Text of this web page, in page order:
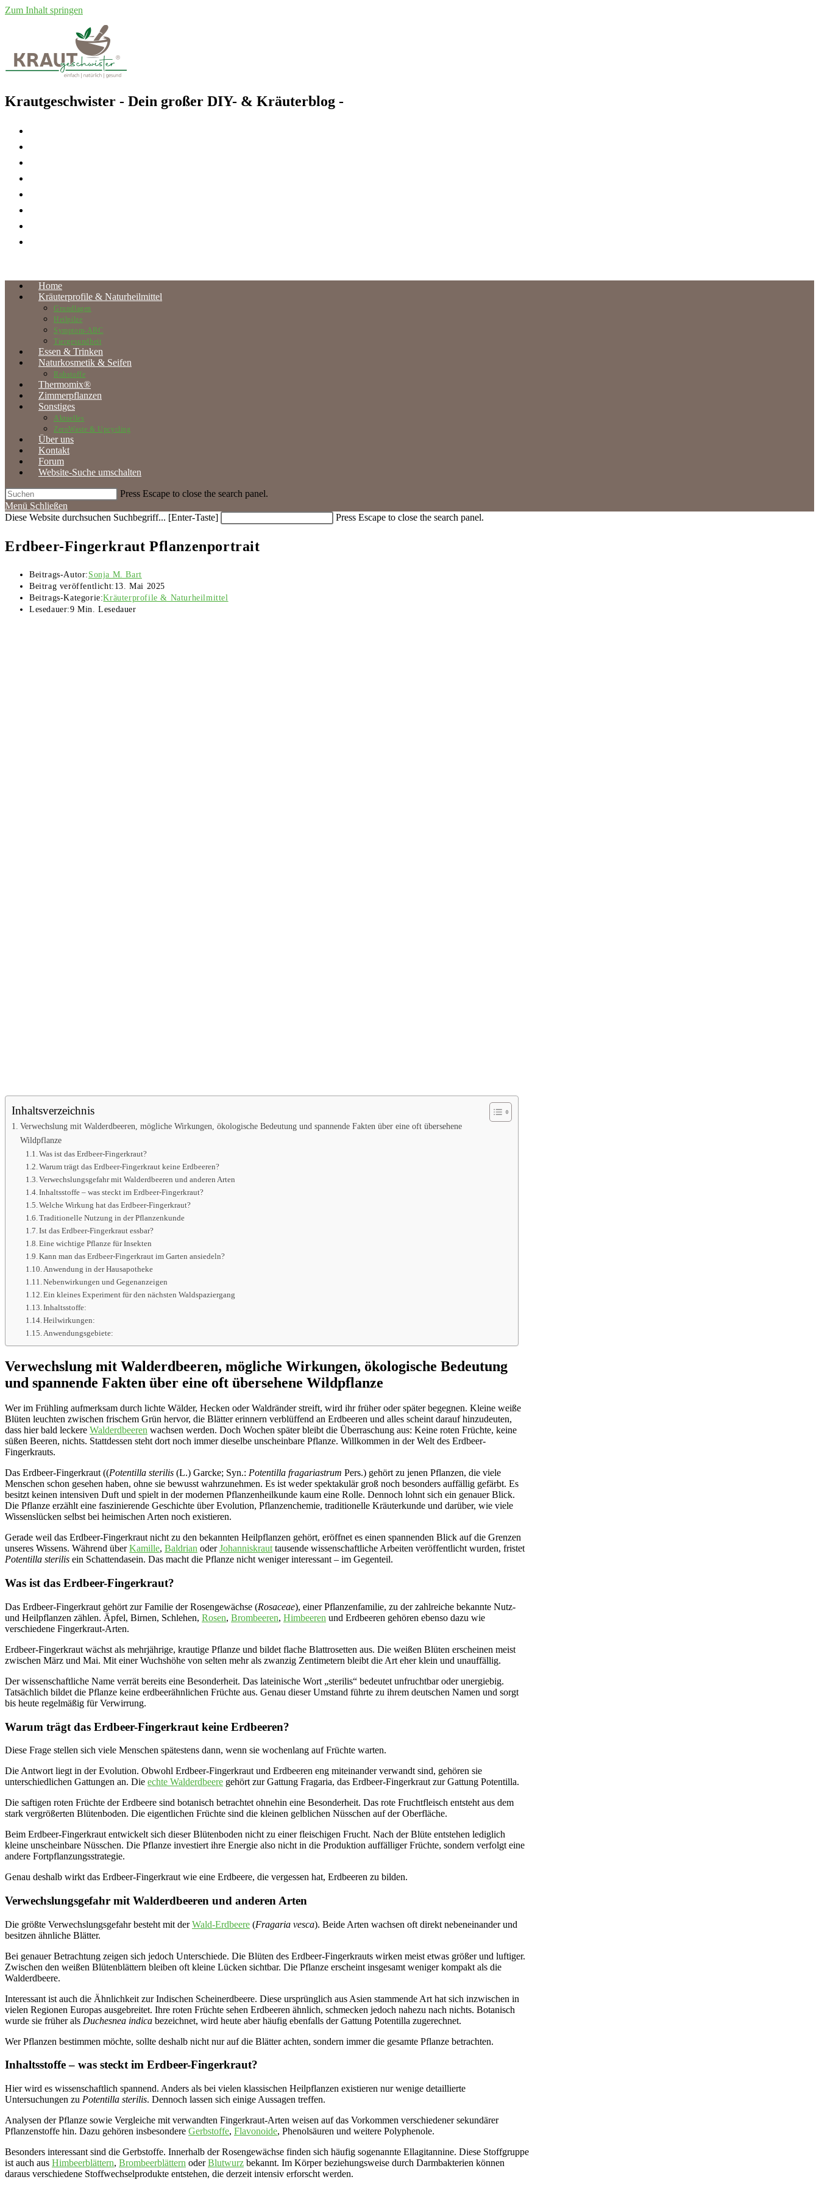
Zum Inhalt springen
Krautgeschwister - Dein großer DIY- & Kräuterblog -
Home
Kräuterprofile & Naturheilmittel
Grundlagen
Heilpilze
Symptom-ABC
Tiergesundheit
Essen & Trinken
Naturkosmetik & Seifen
Rohstoffe
Thermomix®
Zimmerpflanzen
Sonstiges
Aktuelles
ZeroWaste & Upcycling
Über uns
Kontakt
Forum
Website-Suche umschalten
Press Escape to close the search panel.
Menü Schließen
Diese Website durchsuchen Suchbegriff... [Enter-Taste] Press Escape to close the search panel.
Erdbeer-Fingerkraut Pflanzenportrait
Beitrags-Autor: Sonja M. Bart
Beitrag veröffentlicht: 13. Mai 2025
Beitrags-Kategorie:Kräuterprofile & Naturheilmittel
Lesedauer:9 Min. Lesedauer
Inhaltsverzeichnis
Verwechslung mit Walderdbeeren, mögliche Wirkungen, ökologische Bedeutung und spannende Fakten über eine oft übersehene
Wildpflanze
Was ist das Erdbeer-Fingerkraut?
Warum trägt das Erdbeer-Fingerkraut keine Erdbeeren?
Verwechslungsgefahr mit Walderdbeeren und anderen Arten
Inhaltsstoffe – was steckt im Erdbeer-Fingerkraut?
Welche Wirkung hat das Erdbeer-Fingerkraut?
Traditionelle Nutzung in der Pflanzenkunde
Ist das Erdbeer-Fingerkraut essbar?
Eine wichtige Pflanze für Insekten
Kann man das Erdbeer-Fingerkraut im Garten ansiedeln?
Anwendung in der Hausapotheke
Nebenwirkungen und Gegenanzeigen
Ein kleines Experiment für den nächsten Waldspaziergang
Inhaltsstoffe:
Heilwirkungen:
Anwendungsgebiete:
Verwechslung mit Walderdbeeren, mögliche Wirkungen, ökologische Bedeutung
und spannende Fakten über eine oft übersehene Wildpflanze
Wer im Frühling aufmerksam durch lichte Wälder, Hecken oder Waldränder streift, wird ihr früher oder später begegnen. Kleine weiße
Blüten leuchten zwischen frischem Grün hervor, die Blätter erinnern verblüffend an Erdbeeren und alles scheint darauf hinzudeuten,
dass hier bald leckere Walderdbeeren wachsen werden. Doch Wochen später bleibt die Überraschung aus: Keine roten Früchte, keine
süßen Beeren, nichts. Stattdessen steht dort noch immer dieselbe unscheinbare Pflanze. Willkommen in der Welt des Erdbeer-
Fingerkrauts.
Das Erdbeer-Fingerkraut ((Potentilla sterilis (L.) Garcke; Syn.: Potentilla fragariastrum Pers.) gehört zu jenen Pflanzen, die viele
Menschen schon gesehen haben, ohne sie bewusst wahrzunehmen. Es ist weder spektakulär groß noch besonders auffällig gefärbt. Es
besitzt keinen intensiven Duft und spielt in der modernen Pflanzenheilkunde kaum eine Rolle. Dennoch lohnt sich ein genauer Blick.
Die Pflanze erzählt eine faszinierende Geschichte über Evolution, Pflanzenchemie, traditionelle Kräuterkunde und darüber, wie viele
Wissenslücken selbst bei heimischen Arten noch existieren.
Gerade weil das Erdbeer-Fingerkraut nicht zu den bekannten Heilpflanzen gehört, eröffnet es einen spannenden Blick auf die Grenzen
unseres Wissens. Während überKamille, Baldrian oderJohanniskrauttausende wissenschaftliche Arbeiten veröffentlicht wurden, fristet
Potentilla sterilis ein Schattendasein. Das macht die Pflanze nicht weniger interessant – im Gegenteil.
Was ist das Erdbeer-Fingerkraut?
Das Erdbeer-Fingerkraut gehört zur Familie der Rosengewächse (Rosaceae), einer Pflanzenfamilie, zu der zahlreiche bekannte Nutz-
und Heilpflanzen zählen. Äpfel, Birnen, Schlehen, Rosen, Brombeeren, Himbeeren und Erdbeeren gehören ebenso dazu wie
verschiedene Fingerkraut-Arten.
Erdbeer-Fingerkraut wächst als mehrjährige, krautige Pflanze und bildet flache Blattrosetten aus. Die weißen Blüten erscheinen meist
zwischen März und Mai. Mit einer Wuchshöhe von selten mehr als zwanzig Zentimetern bleibt die Art eher klein und unauffällig.
Der wissenschaftliche Name verrät bereits eine Besonderheit. Das lateinische Wort „sterilis“ bedeutet unfruchtbar oder unergiebig.
Tatsächlich bildet die Pflanze keine erdbeerähnlichen Früchte aus. Genau dieser Umstand führte zu ihrem deutschen Namen und sorgt
bis heute regelmäßig für Verwirrung.
Warum trägt das Erdbeer-Fingerkraut keine Erdbeeren?
Diese Frage stellen sich viele Menschen spätestens dann, wenn sie wochenlang auf Früchte warten.
Die Antwort liegt in der Evolution. Obwohl Erdbeer-Fingerkraut und Erdbeeren eng miteinander verwandt sind, gehören sie
unterschiedlichen Gattungen an. Die echte Walderdbeere gehört zur Gattung Fragaria, das Erdbeer-Fingerkraut zur Gattung Potentilla.
Die saftigen roten Früchte der Erdbeere sind botanisch betrachtet ohnehin eine Besonderheit. Das rote Fruchtfleisch entsteht aus dem
stark vergrößerten Blütenboden. Die eigentlichen Früchte sind die kleinen gelblichen Nüsschen auf der Oberfläche.
Beim Erdbeer-Fingerkraut entwickelt sich dieser Blütenboden nicht zu einer fleischigen Frucht. Nach der Blüte entstehen lediglich
kleine unscheinbare Nüsschen. Die Pflanze investiert ihre Energie also nicht in die Produktion auffälliger Früchte, sondern verfolgt eine
andere Fortpflanzungsstrategie.
Genau deshalb wirkt das Erdbeer-Fingerkraut wie eine Erdbeere, die vergessen hat, Erdbeeren zu bilden.
Verwechslungsgefahr mit Walderdbeeren und anderen Arten
Die größte Verwechslungsgefahr besteht mit derWald-Erdbeere (Fragaria vesca). Beide Arten wachsen oft direkt nebeneinander und
besitzen ähnliche Blätter.
Bei genauer Betrachtung zeigen sich jedoch Unterschiede. Die Blüten des Erdbeer-Fingerkrauts wirken meist etwas größer und luftiger.
Zwischen den weißen Blütenblättern bleiben oft kleine Lücken sichtbar. Die Pflanze erscheint insgesamt weniger kompakt als die
Walderdbeere.
Interessant ist auch die Ähnlichkeit zur Indischen Scheinerdbeere. Diese ursprünglich aus Asien stammende Art hat sich inzwischen in
vielen Regionen Europas ausgebreitet. Ihre roten Früchte sehen Erdbeeren ähnlich, schmecken jedoch nahezu nach nichts. Botanisch
wurde sie früher als Duchesnea indica bezeichnet, wird heute aber häufig ebenfalls der Gattung Potentilla zugerechnet.
Wer Pflanzen bestimmen möchte, sollte deshalb nicht nur auf die Blätter achten, sondern immer die gesamte Pflanze betrachten.
Inhaltsstoffe – was steckt im Erdbeer-Fingerkraut?
Hier wird es wissenschaftlich spannend. Anders als bei vielen klassischen Heilpflanzen existieren nur wenige detaillierte
Untersuchungen zu Potentilla sterilis. Dennoch lassen sich einige Aussagen treffen.
Analysen der Pflanze sowie Vergleiche mit verwandten Fingerkraut-Arten weisen auf das Vorkommen verschiedener sekundärer
Pflanzenstoffe hin. Dazu gehören insbesondere Gerbstoffe, Flavonoide, Phenolsäuren und weitere Polyphenole.
Besonders interessant sind die Gerbstoffe. Innerhalb der Rosengewächse finden sich häufig sogenannte Ellagitannine. Diese Stoffgruppe
ist auch aus Himbeerblättern, Brombeerblättern oderBlutwurz bekannt. Im Körper beziehungsweise durch Darmbakterien können
daraus verschiedene Stoffwechselprodukte entstehen, die derzeit intensiv erforscht werden.